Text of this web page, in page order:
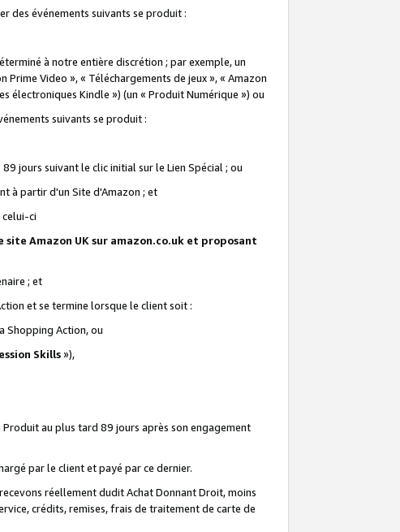
des événements suivants se produit :
à notre entière discrétion ; par exemple, un
Prime Video », « Téléchargements de jeux », « Amazon
électroniques Kindle ») (un « Produit Numérique ») ou
suivants se produit :
jours suivant le clic initial sur le Lien Spécial ; ou
à partir d'un Site d'Amazon ; et
ci
Amazon UK sur amazon.co.uk et proposant
; et
et se termine lorsque le client soit :
Shopping Action, ou
Skills»),
au plus tard 89 jours après son engagement
par le client et payé par ce dernier.
réellement dudit Achat Donnant Droit, moins
crédits, remises, frais de traitement de carte de